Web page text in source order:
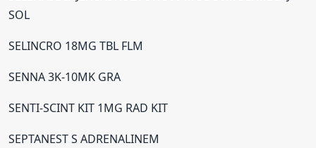
SOL
SELINCRO 18MG TBL FLM
SENNA 3K-10MK GRA
SENTI-SCINT KIT 1MG RAD KIT
SEPTANEST S ADRENALINEM